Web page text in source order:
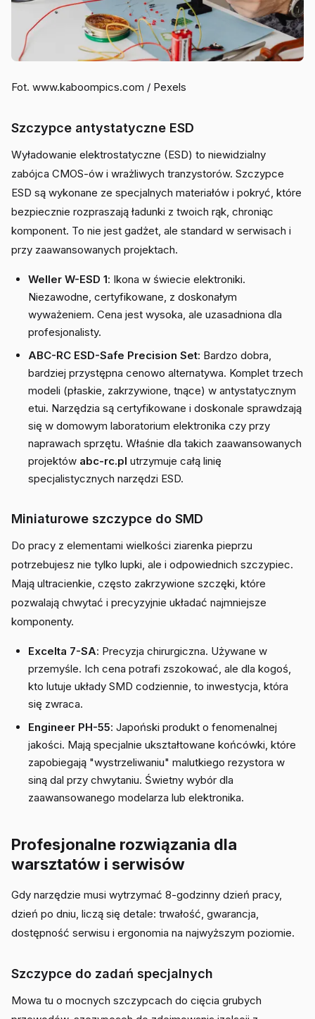
Fot. www.kaboompics.com / Pexels
Szczypce antystatyczne ESD
Wyładowanie elektrostatyczne (ESD) to niewidzialny
zabójca CMOS-ów i wrażliwych tranzystorów. Szczypce
ESD są wykonane ze specjalnych materiałów i pokryć, które
bezpiecznie rozpraszają ładunki z twoich rąk, chroniąc
komponent. To nie jest gadżet, ale standard w serwisach i
przy zaawansowanych projektach.
Weller W-ESD 1: Ikona w świecie elektroniki.
Niezawodne, certyfikowane, z doskonałym
wyważeniem. Cena jest wysoka, ale uzasadniona dla
profesjonalisty.
ABC-RC ESD-Safe Precision Set: Bardzo dobra,
bardziej przystępna cenowo alternatywa. Komplet trzech
modeli (płaskie, zakrzywione, tnące) w antystatycznym
etui. Narzędzia są certyfikowane i doskonale sprawdzają
się w domowym laboratorium elektronika czy przy
naprawach sprzętu. Właśnie dla takich zaawansowanych
projektów abc-rc.pl utrzymuje całą linię
specjalistycznych narzędzi ESD.
Miniaturowe szczypce do SMD
Do pracy z elementami wielkości ziarenka pieprzu
potrzebujesz nie tylko lupki, ale i odpowiednich szczypiec.
Mają ultracienkie, często zakrzywione szczęki, które
pozwalają chwytać i precyzyjnie układać najmniejsze
komponenty.
Excelta 7-SA: Precyzja chirurgiczna. Używane w
przemyśle. Ich cena potrafi zszokować, ale dla kogoś,
kto lutuje układy SMD codziennie, to inwestycja, która
się zwraca.
Engineer PH-55: Japoński produkt o fenomenalnej
jakości. Mają specjalnie ukształtowane końcówki, które
zapobiegają "wystrzeliwaniu" malutkiego rezystora w
siną dal przy chwytaniu. Świetny wybór dla
zaawansowanego modelarza lub elektronika.
Profesjonalne rozwiązania dla
warsztatów i serwisów
Gdy narzędzie musi wytrzymać 8-godzinny dzień pracy,
dzień po dniu, liczą się detale: trwałość, gwarancja,
dostępność serwisu i ergonomia na najwyższym poziomie.
Szczypce do zadań specjalnych
Mowa tu o mocnych szczypcach do cięcia grubych